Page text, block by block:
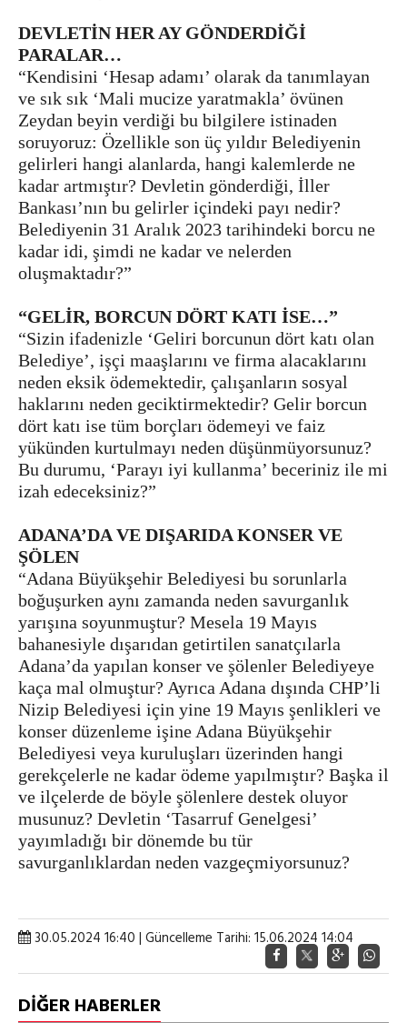
DEVLETİN HER AY GÖNDERDİĞİ
PARALAR…
“Kendisini ‘Hesap adamı’ olarak da tanımlayan
ve sık sık ‘Mali mucize yaratmakla’ övünen
Zeydan beyin verdiği bu bilgilere istinaden
soruyoruz: Özellikle son üç yıldır Belediyenin
gelirleri hangi alanlarda, hangi kalemlerde ne
kadar artmıştır? Devletin gönderdiği, İller
Bankası’nın bu gelirler içindeki payı nedir?
Belediyenin 31 Aralık 2023 tarihindeki borcu ne
kadar idi, şimdi ne kadar ve nelerden
oluşmaktadır?”
“GELİR, BORCUN DÖRT KATI İSE…”
“Sizin ifadenizle ‘Geliri borcunun dört katı olan
Belediye’, işçi maaşlarını ve firma alacaklarını
neden eksik ödemektedir, çalışanların sosyal
haklarını neden geciktirmektedir? Gelir borcun
dört katı ise tüm borçları ödemeyi ve faiz
yükünden kurtulmayı neden düşünmüyorsunuz?
Bu durumu, ‘Parayı iyi kullanma’ beceriniz ile mi
izah edeceksiniz?”
ADANA’DA VE DIŞARIDA KONSER VE
ŞÖLEN
“Adana Büyükşehir Belediyesi bu sorunlarla
boğuşurken aynı zamanda neden savurganlık
yarışına soyunmuştur? Mesela 19 Mayıs
bahanesiyle dışarıdan getirtilen sanatçılarla
Adana’da yapılan konser ve şölenler Belediyeye
kaça mal olmuştur? Ayrıca Adana dışında CHP’li
Nizip Belediyesi için yine 19 Mayıs şenlikleri ve
konser düzenleme işine Adana Büyükşehir
Belediyesi veya kuruluşları üzerinden hangi
gerekçelerle ne kadar ödeme yapılmıştır? Başka il
ve ilçelerde de böyle şölenlere destek oluyor
musunuz? Devletin ‘Tasarruf Genelgesi’
yayımladığı bir dönemde bu tür
savurganlıklardan neden vazgeçmiyorsunuz?
30.05.2024 16:40 | Güncelleme Tarihi: 15.06.2024 14:04
DİĞER HABERLER